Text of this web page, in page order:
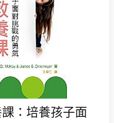
：培養孩子面